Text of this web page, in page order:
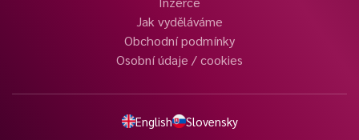
Jak vyděláváme
Obchodní podmínky
Osobní údaje / cookies
English Slovensky